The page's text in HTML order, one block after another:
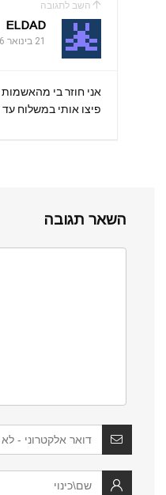
השב לתגובה
ELDAD
21 בינואר 2026 at 00:23
אני חוזר בי
פיצו אותי במשלוח
השאר תגובה